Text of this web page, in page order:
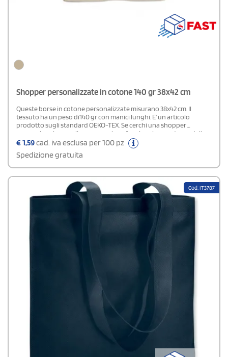
Shopper personalizzate in cotone 140 gr 38x42 cm
Queste borse in cotone personalizzate misurano 38x42 cm. Il
tessuto ha un peso di140 gr con manici lunghi. E' un articolo
prodotto sugli standard OEKO-TEX. Se cerchi una shopper
promozionale semplice, economica e funzionale, questo modello
naturale è perfetto per le tue esigenze.
€1,59cad. iva esclusa per 100 pz
Spedizione gratuita
Cod: IT3787